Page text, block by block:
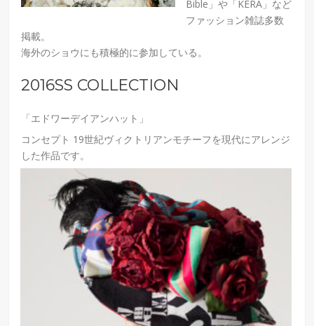
Bible」や「KERA」など
ファッション雑誌多数
掲載。
海外のショウにも積極的に参加している。
2016SS COLLECTION
「エドワーデイアンハット」
コンセプト 19世紀ヴィクトリアンモチーフを現代にアレンジ
した作品です。